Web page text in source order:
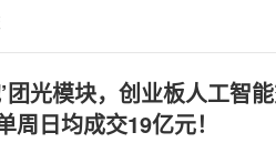
团光模块，创业板人工智
周日均成交19亿元！